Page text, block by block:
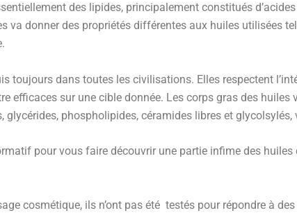
des lipides, principalement constitués
va donner des propriétés différentes aux huiles utilisées
toujours dans toutes les civilisations. Elles respectent
efficaces sur une cible donnée. Les corps gras des
phospholipides, céramides libres et
pour vous faire découvrir une partie infime des
cosmétique, ils n’ont pas été testés pour répondre à